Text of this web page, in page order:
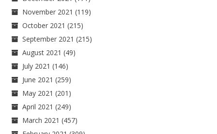
November 2021 (119)
October 2021 (215)
September 2021 (215)
August 2021 (49)
July 2021 (146)
June 2021 (259)
May 2021 (201)
April 2021 (249)
March 2021 (457)